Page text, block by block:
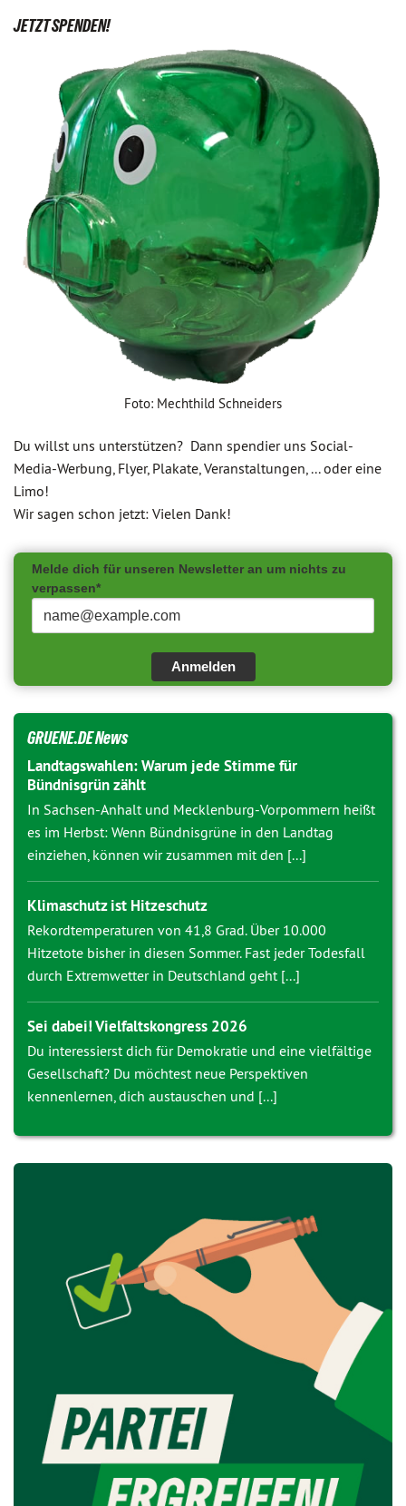
JETZT SPENDEN!
Foto: Mechthild Schneiders
Du willst uns unterstützen? Dann spendier uns Social-
Media-Werbung, Flyer, Plakate, Veranstaltungen, ... oder eine
Limo!
Wir sagen schon jetzt: Vielen Dank!
Melde dich für unseren Newsletter an um nichts zu
verpassen*
Anmelden
GRUENE.DE News
Landtagswahlen: Warum jede Stimme für
Bündnisgrün zählt
In Sachsen-Anhalt und Mecklenburg-Vorpommern heißt
es im Herbst: Wenn Bündnisgrüne in den Landtag
einziehen, können wir zusammen mit den [...]
Klimaschutz ist Hitzeschutz
Rekordtemperaturen von 41,8 Grad. Über 10.000
Hitzetote bisher in diesen Sommer. Fast jeder Todesfall
durch Extremwetter in Deutschland geht [...]
Sei dabei! Vielfaltskongress 2026
Du interessierst dich für Demokratie und eine vielfältige
Gesellschaft? Du möchtest neue Perspektiven
kennenlernen, dich austauschen und [...]